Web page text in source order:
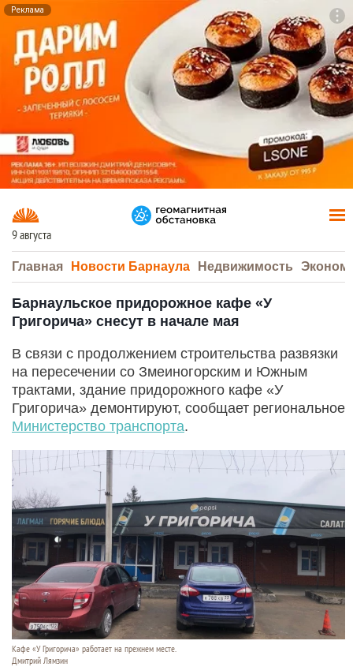
Реклама
9 августа
Главная Новости Барнаула Недвижимость
Барнаульское придорожное кафе «У
Григорича» снесут в начале мая
В связи с продолжением строительства развязки
на пересечении со Змеиногорским и Южным
трактами, здание придорожного кафе «У
Григорича» демонтируют, сообщает региональное
Министерство транспорта.
Кафе «У Григорича» работает на прежнем месте.
Дмитрий Лямзин